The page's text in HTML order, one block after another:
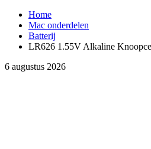
Home
Mac onderdelen
Batterij
LR626 1.55V Alkaline
6 augustus 2026